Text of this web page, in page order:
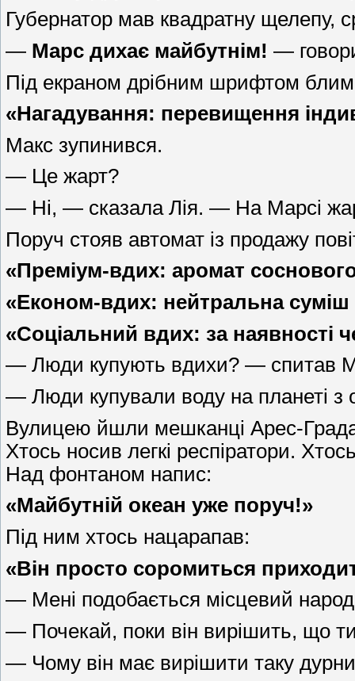
Губернатор мав квадратну щелепу,
— Марс дихає майбутнім! —
Під екраном дрібним шрифтом
«Нагадування: перевищення
Макс зупинився.
— Це жарт?
— Ні, — сказала Лія. — На Марсі
Поруч стояв автомат із продажу
«Преміум-вдих: аромат
«Економ-вдих: нейтральна
«Соціальний вдих: за наявності
— Люди купують вдихи? — спитав
— Люди купували воду на планеті з
Вулицею йшли мешканці Арес-Града.
Хтось носив легкі респіратори.
Над фонтаном напис:
«Майбутній океан уже поруч!»
Під ним хтось нацарапав:
«Він просто соромиться
— Мені подобається місцевий
— Почекай, поки він вирішить, що
— Чому він має вирішити таку